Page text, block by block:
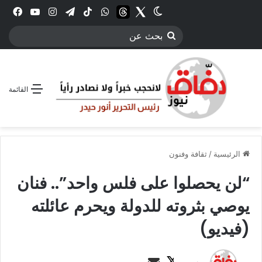
انستقرامتيلقرام‫TikTokواتسابthreadsTwitter
الوضع المظلم
بحث
القائمة
الرئيسية /ثقافة وفنون
“لن يحصلوا على فلس واحد”.. فنان
يوصي بثروته للدولة ويحرم عائلته
(فيديو)